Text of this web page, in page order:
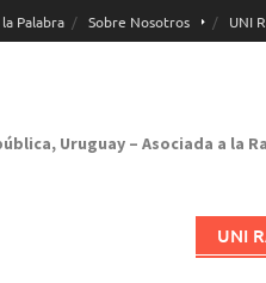
Palabra Sobre Nosotros UNI
Uruguay – Asociada a la
UNI